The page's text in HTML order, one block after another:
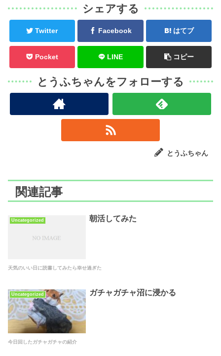
シェアする
Twitter Facebook はてブ
Pocket LINE コピー
とうふちゃんをフォローする
とうふちゃん
関連記事
Uncategorized 朝活してみた
天気のいい日に読書してみたら幸せ過ぎた
Uncategorized ガチャガチャ沼に浸かる
今日回したガチャガチャの紹介